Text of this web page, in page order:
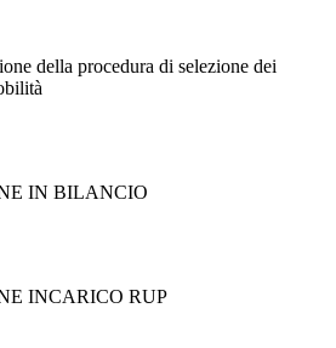
della procedura di selezione dei
IN BILANCIO
INCARICO RUP